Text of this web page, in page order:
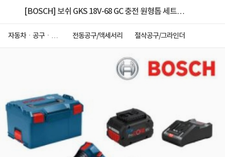
[BOSCH] 보쉬 GKS 18V-68 GC 충전 원형톱 세트
자동차ㆍ공구ㆍ안
전동공구/액세서리 절삭공구/그라인더